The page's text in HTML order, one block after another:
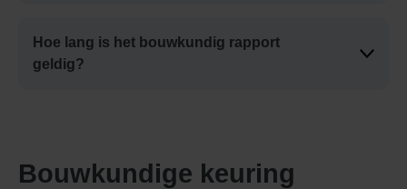
Hoe lang is het bouwkundig rapport
geldig?
Bouwkundige keuring